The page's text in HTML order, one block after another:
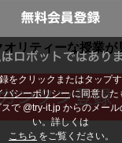
をクリックまたはタップす
バシーポリシー に同意した
で @try-it.jp からのメー
い。詳しくは
こちら をご覧ください。
勉強から大人の学び
オリティーな授業が